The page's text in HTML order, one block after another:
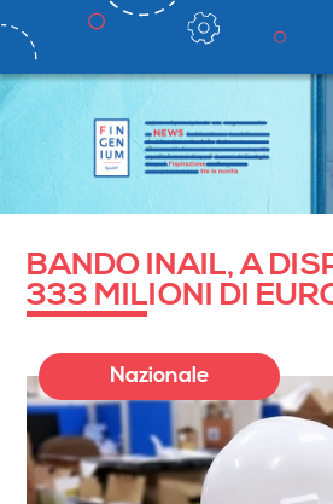
BANDO INAIL, A
333 MILIONI DI
Nazionale